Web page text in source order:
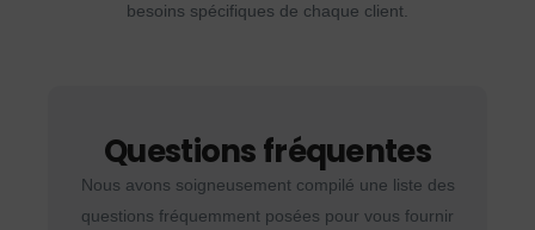
besoins spécifiques de chaque client.
Questions fréquentes
Nous avons soigneusement compilé une liste des
questions fréquemment posées pour vous fournir